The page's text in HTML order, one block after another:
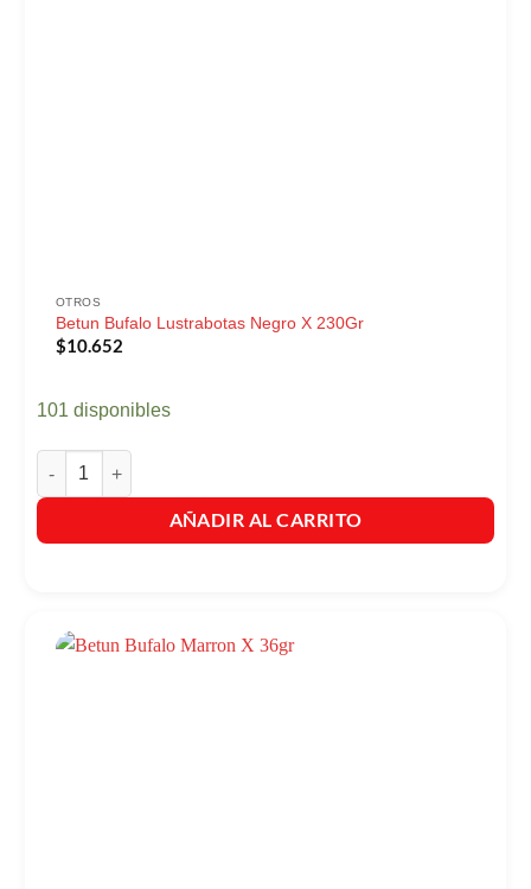
OTROS
Betun Bufalo Lustrabotas Negro X 230Gr
$10.652
101 disponibles
Betun Bufalo Lustrabotas Negro X 230Gr cantidad
AÑADIR AL CARRITO